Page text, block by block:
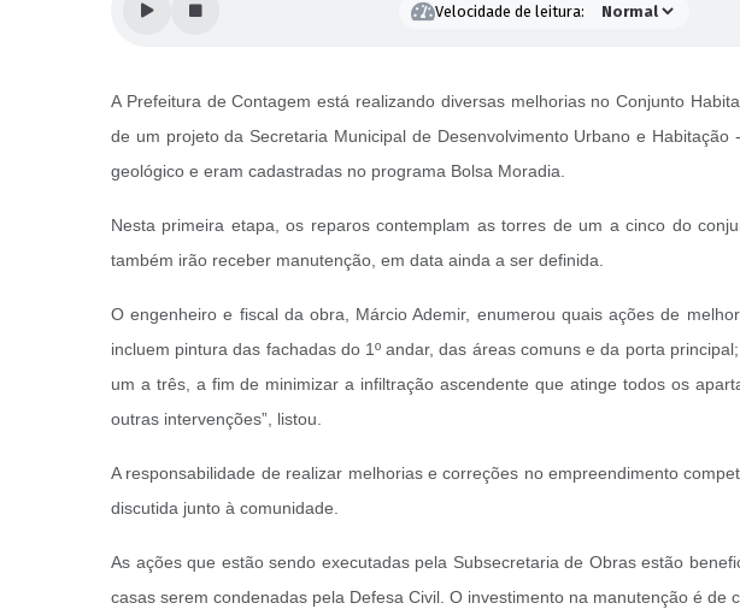
Velocidade de leitura:
A Prefeitura de Contagem está realizando diversas melhorias no Conjunto
de um projeto da Secretaria Municipal de Desenvolvimento Urbano e
geológico e eram cadastradas no programa Bolsa Moradia.
Nesta primeira etapa, os reparos contemplam as torres de um a cinco do
também irão receber manutenção, em data ainda a ser definida.
O engenheiro e fiscal da obra, Márcio Ademir, enumerou quais ações de
incluem pintura das fachadas do 1º andar, das áreas comuns e da porta
um a três, a fim de minimizar a infiltração ascendente que atinge todos os
outras intervenções”, listou.
A responsabilidade de realizar melhorias e correções no empreendimento
discutida junto à comunidade.
As ações que estão sendo executadas pela Subsecretaria de Obras estão
casas serem condenadas pela Defesa Civil. O investimento na manutenção é